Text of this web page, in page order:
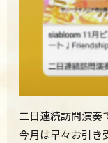
二日連続訪問演奏
今月は早々お引き